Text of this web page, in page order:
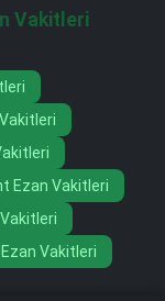
Vakitleri
Ezan Vakitleri
Vakitleri